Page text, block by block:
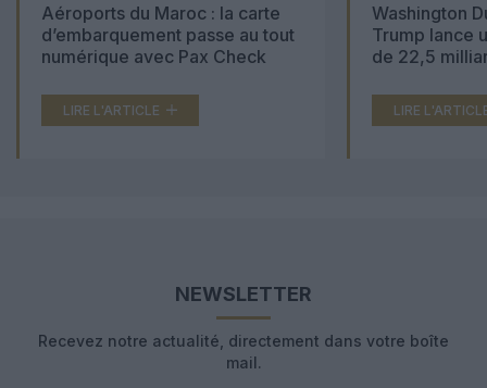
Aéroports du Maroc : la carte
d’embarquement passe au tout
numérique avec Pax Check
LIRE L'ARTICLE
Washington
Trump lance
de 22,5
LIRE
NEWSLETTER
Recevez notre actualité, directement dans votre boîte
mail.